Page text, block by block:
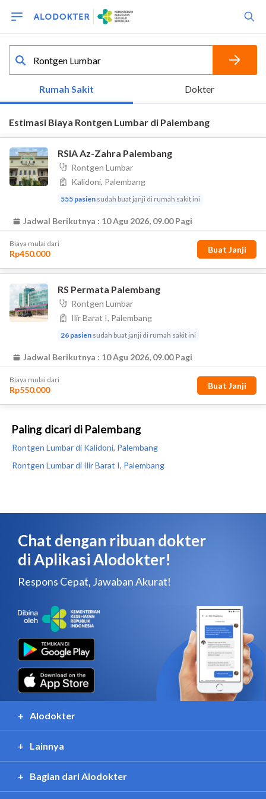
Paling dicari di Palembang
Rontgen Lumbar di Kalidoni, Palembang
Rontgen Lumbar di Ilir Barat I, Palembang